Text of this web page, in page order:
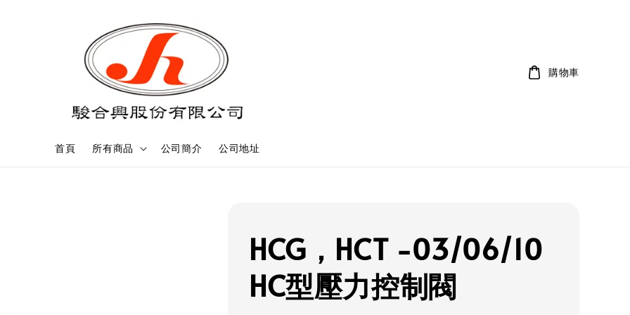
首頁 所有商品 公司簡介 公司地址
購物車
HCG，HCT -03/06/10
HC型壓力控制閥